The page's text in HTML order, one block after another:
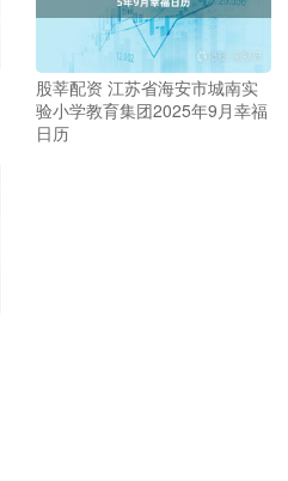
股莘配资 江苏省海安市城南实
验小学教育集团2025年9月幸福
日历